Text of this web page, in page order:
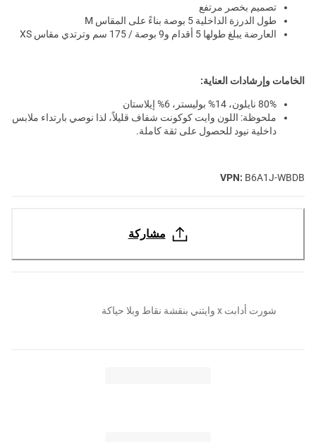
تصميم بخصر مرتفع
طول الدرزة الداخلية 5 بوصة بناءً على المقاس M
العارضة يبلغ طولها 5 أقدام و9 بوصة / 175 سم وترتدي مقاس XS
الخامات وإرشادات العناية:
80% نايلون، 14% بوليستر، 6% إيلاستان
ملحوظة: اللون وايت كوكونت شفاف قليلاً، لذا نوصي بارتداء ملابس
داخلية نيود للحصول على ثقة كاملة.
VPN: B6A1J-WBDB
مشاركة
شورت أدابت x وايتني بنقشة نقاط وبلا حياكة